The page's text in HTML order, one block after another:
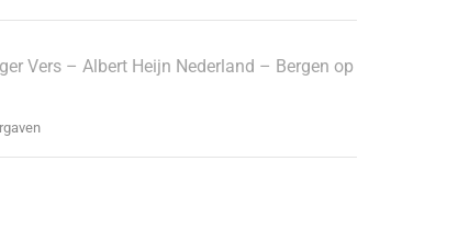
Vers – Albert Heijn Nederland – Bergen op